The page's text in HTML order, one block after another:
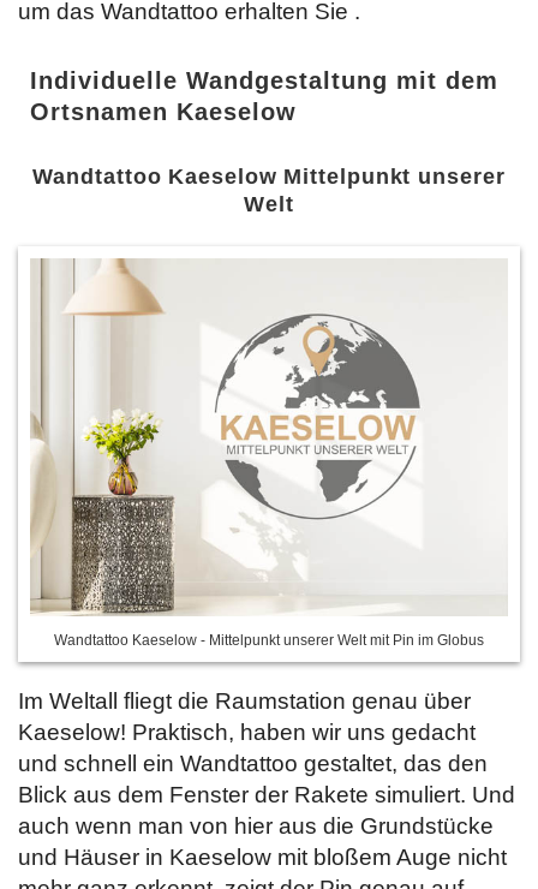
um das Wandtattoo erhalten Sie .
Individuelle Wandgestaltung mit dem
Ortsnamen Kaeselow
Wandtattoo Kaeselow Mittelpunkt unserer
Welt
Wandtattoo Kaeselow - Mittelpunkt unserer Welt mit Pin im Globus
Im Weltall fliegt die Raumstation genau über
Kaeselow! Praktisch, haben wir uns gedacht
und schnell ein Wandtattoo gestaltet, das den
Blick aus dem Fenster der Rakete simuliert. Und
auch wenn man von hier aus die Grundstücke
und Häuser in Kaeselow mit bloßem Auge nicht